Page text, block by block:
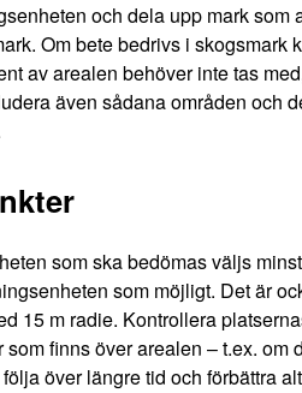
och dela upp mark
Om bete bedrivs i skogsmark
av arealen behöver inte tas
även sådana områden och
som ska bedömas väljs
som möjligt. Det är
15 m radie. Kontrollera
finns över arealen – t.ex. om
över längre tid och förbättra